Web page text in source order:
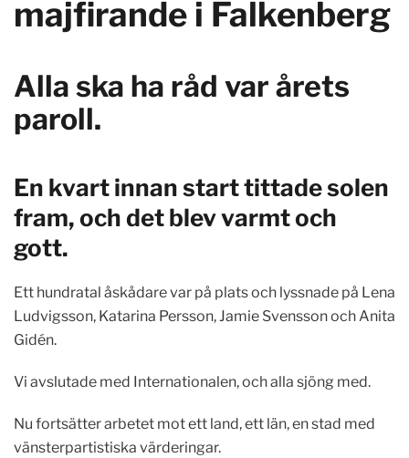
majfirande i Falkenberg
Alla ska ha råd var årets
paroll.
En kvart innan start tittade solen
fram, och det blev varmt och
gott.
Ett hundratal åskådare var på plats och lyssnade på Lena
Ludvigsson, Katarina Persson, Jamie Svensson och Anita
Gidén.
Vi avslutade med Internationalen, och alla sjöng med.
Nu fortsätter arbetet mot ett land, ett län, en stad med
vänsterpartistiska värderingar.